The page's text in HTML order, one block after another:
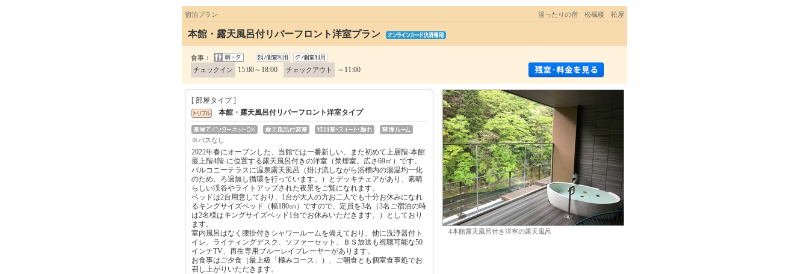
宿泊プラン 湯ったりの宿 松楓楼 松屋
本館・露天風呂付リバーフロント洋室プラン
食事：
チェックイン
15:00～18:00 チェックアウト ～11:00
[ 部屋タイプ ]
本館・露天風呂付リバーフロント洋室タイプ
※バスなし
2022年春にオープンした、当館では一番新しい、また初めて上層階‐本館
最上階4階‐に位置する露天風呂付きの洋室（禁煙室。広さ69㎡）です。
バルコニーテラスに温泉露天風呂（掛け流しながら浴槽内の湯温均一化
のため、ろ過無し循環を行っています。）とデッキチェアがあり、素晴
らしい渓谷やライトアップされた夜景をご覧になれます。
ベッドは2台用意しており、1台が大人の方お二人でも十分お休みになれ
るキングサイズベッド（幅180㎝）ですので、定員を3名（3名ご宿泊の時
は2名様はキングサイズベッド1台でお休みいただきます。）としており
ます。
室内風呂はなく腰掛付きシャワールームを備えており、他に洗浄器付ト
イレ、ライティングデスク、ソファーセット、ＢＳ放送も視聴可能な50
インチTV、再生専用ブルーレイプレーヤーがあります。
お食事はご夕食（最上級「極みコース」）、ご朝食とも個室食事処でお
召し上がりいただきます。
4本館露天風呂付き洋室の露天風呂